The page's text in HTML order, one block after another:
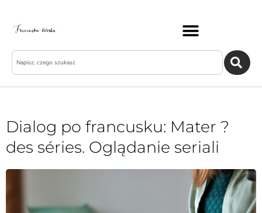
Dialog po francusku: Mater ?
des séries. Oglądanie seriali